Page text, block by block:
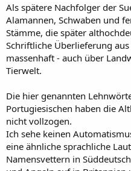
Als spätere Nachfolger der
Alamannen, Schwaben und
Stämme, die später
Schriftliche Überlieferung
massenhaft - auch über
Tierwelt.
Die hier genannten
Portugiesischen haben die
nicht vollzogen.
Ich sehe keinen
eine ähnliche sprachliche
Namensvettern in